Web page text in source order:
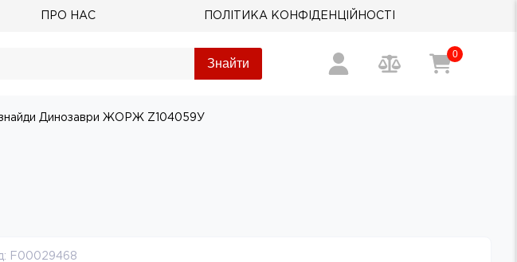
ПРО НАС ПОЛІТИКА КОНФІДЕНЦІЙНОСТІ
Знайти
0
знайди Динозаври ЖОРЖ Z104059У
F00029468